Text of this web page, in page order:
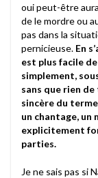
oui peut-être
de le mordre ou
pas dans la
pernicieuse. En
est plus facile
simplement,
sans que rien
sincère du
un chantage, un
explicitement
parties.
Je ne sais pas si